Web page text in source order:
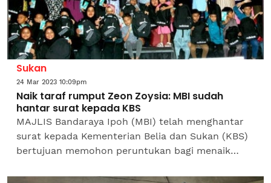
Sukan
24 Mar 2023 10:09pm
Naik taraf rumput Zeon Zoysia: MBI sudah
hantar surat kepada KBS
MAJLIS Bandaraya Ipoh (MBI) telah menghantar
surat kepada Kementerian Belia dan Sukan (KBS)
bertujuan memohon peruntukan bagi menaik
penanaman rumput...